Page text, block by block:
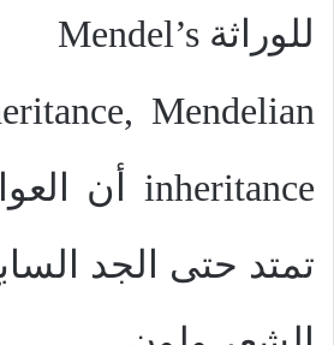
للوراثة Mendel’s
Mendelian
inheritance
أن
تمتد حتى الجد